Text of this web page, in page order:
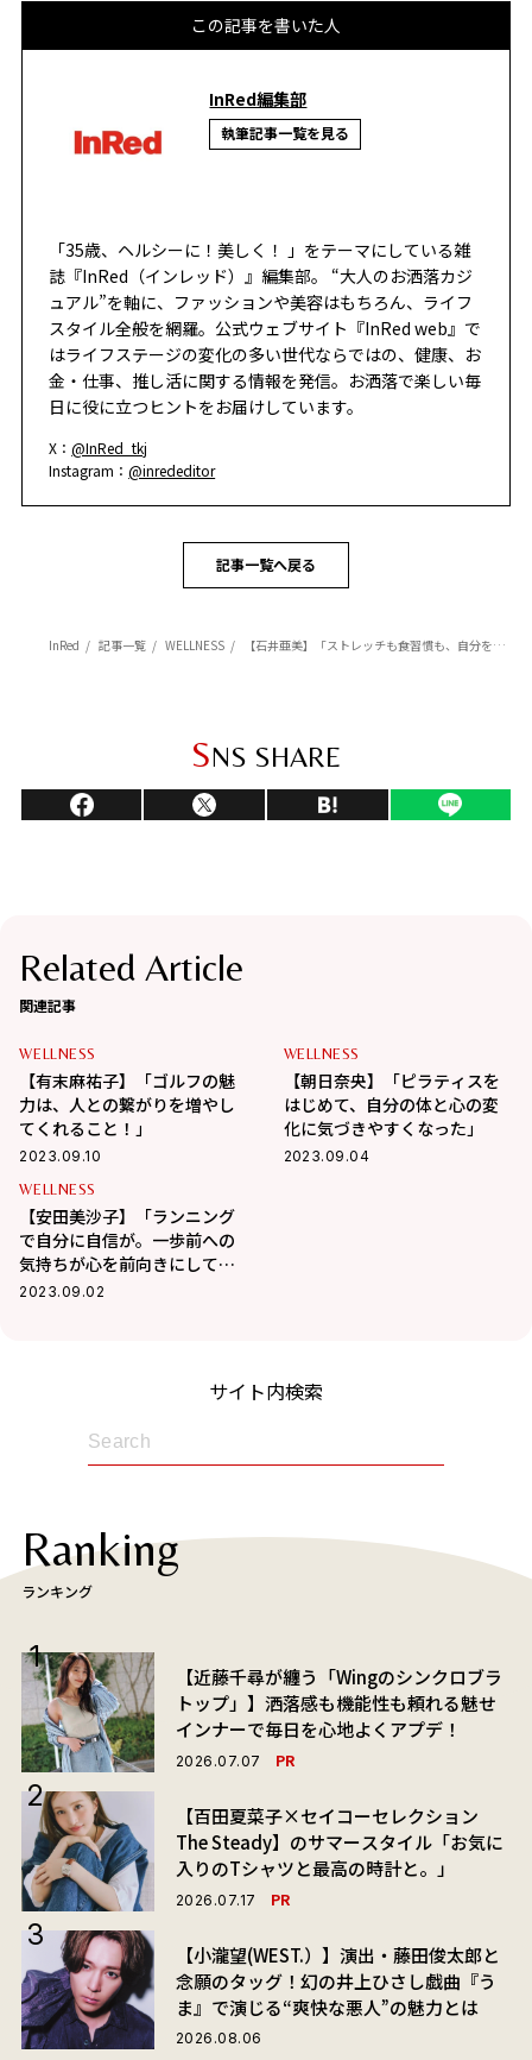
この記事を書いた人
InRed編集部
執筆記事一覧を見る
「35歳、ヘルシーに！美しく！ 」をテーマにしている雑
誌『InRed（インレッド）』編集部。 “大人のお洒落カジ
ュアル”を軸に、ファッションや美容はもちろん、ライフ
スタイル全般を網羅。公式ウェブサイト『InRed web』で
はライフステージの変化の多い世代ならではの、健康、お
金・仕事、推し活に関する情報を発信。お洒落で楽しい毎
日に役に立つヒントをお届けしています。
X：@InRed_tkj
Instagram：@inrededitor
記事一覧へ戻る
InRed 記事一覧 WELLNESS 【石井亜美】「ストレッチも食習慣も、自分を追い込まずに快適でいられるバランスが大切」
SNS SHARE
Related Article
関連記事
WELLNESS
【有末麻祐子】「ゴルフの魅
力は、人との繋がりを増やし
てくれること！」
2023.09.10
WELLNESS
【朝日奈央】「ピラティスを
はじめて、自分の体と心の変
化に気づきやすくなった」
2023.09.04
WELLNESS
【安田美沙子】「ランニング
で自分に自信が。一歩前への
気持ちが心を前向きにしてく
れる」
2023.09.02
サイト内検索
Ranking
ランキング
【近藤千尋が纏う「Wingのシンクロブラ
トップ」】洒落感も機能性も頼れる魅せ
インナーで毎日を心地よくアプデ！
2026.07.07 PR
【百田夏菜子×セイコーセレクション
The Steady】のサマースタイル「お気に
入りのTシャツと最高の時計と。」
2026.07.17 PR
【小瀧望(WEST.）】演出・藤田俊太郎と
念願のタッグ！幻の井上ひさし戯曲『う
ま』で演じる“爽快な悪人”の魅力とは
2026.08.06